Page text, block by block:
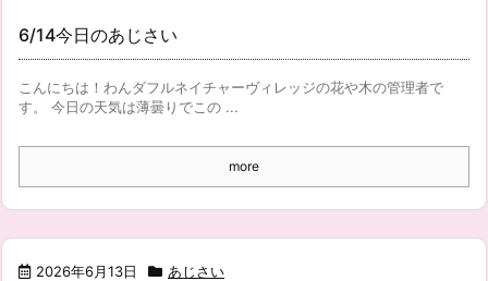
6/14今日のあじさい
こんにちは！わんダフルネイチャーヴィレッジの花や木の管理者で
す。 今日の天気は薄曇りでこの ...
more
2026年6月13日 あじさい